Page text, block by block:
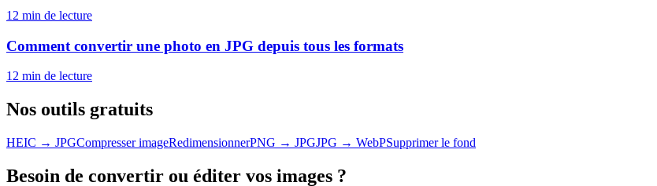
12 min de lecture
Comment convertir une photo en JPG depuis tous les formats
12 min de lecture
Nos outils gratuits
HEIC → JPGCompresser imageRedimensionnerPNG → JPGJPG → WebPSupprimer le fond
Besoin de convertir ou éditer vos images ?